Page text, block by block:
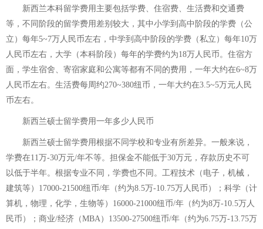
新西兰本科留学费用主要包括学费、住宿费、生活费和交通费
等，不同阶段的留学费用差别较大，其中小学到高中阶段的学费（公
立）每年5~7万人民币左右，中学到高中阶段的学费（私立）每年10万
人民币左右，大学（本科阶段）每年的学费约为18万人民币。住宿方
面，学生宿舍、寄宿家庭和公寓等都有不同的费用，一年大约在6~8万
人民币左右。生活费每周约270~380纽币，一年大约在3.5~5万元人民
币左右。
新西兰硕士留学费用一年多少人民币
新西兰硕士留学费用根据不同学校和专业有所差异。一般来说，
学费在11万-30万元/年不等。担保金不能低于30万元，存款历史不可
以低于半年。根据专业不同，学费也不同。工程技术（电子，机械，
建筑等）17000-21500纽币/年（约为8.5万-10.75万人民币）；科学（计
算机，物理，化学，生物等）16000-21000纽币/年（约为8万-10.5万人
民币）；商业/经济（MBA）13500-27500纽币/年（约为6.75万-13.75万